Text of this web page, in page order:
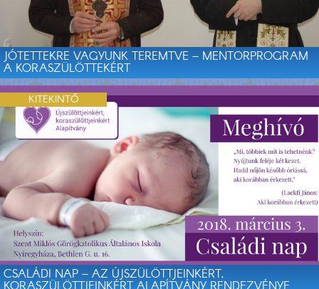
JÓTETTEKRE VAGYUNK TEREMTVE – MENTORPROGRAM
A KORASZÜLÖTTEKÉRT
CSALÁDI NAP – AZ ÚJSZÜLÖTTJEINKÉRT,
KITEKINTŐ